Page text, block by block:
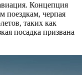
Концепция
поездкам, черпая
таких как
посадка призвана